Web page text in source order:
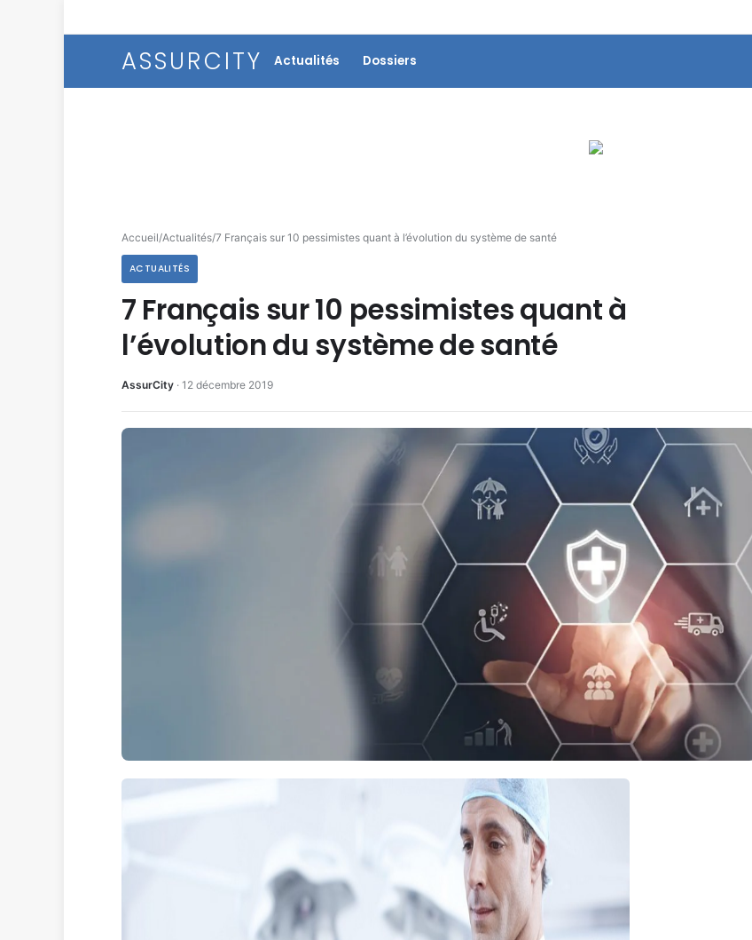
ASSURCITY Actualités Dossiers
Accueil/Actualités/7 Français sur 10 pessimistes quant à l’évolution du système de santé
ACTUALITÉS
7 Français sur 10 pessimistes quant à
l’évolution du système de santé
AssurCity · 12 décembre 2019